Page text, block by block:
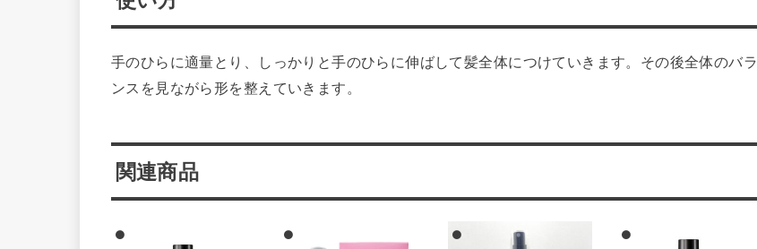
手のひらに適量とり、しっかりと手のひらに伸ばして髪全体につけていきます。その後全体のバラ
ンスを見ながら形を整えていきます。
関連商品